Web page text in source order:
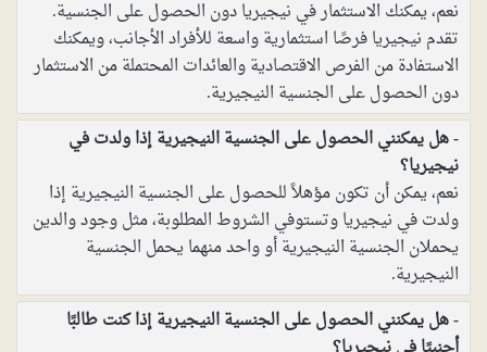
نعم، يمكنك الاستثمار في نيجيريا دون الحصول على الجنسية.
تقدم نيجيريا فرصًا استثمارية واسعة للأفراد الأجانب، ويمكنك
الاستفادة من الفرص الاقتصادية والعائدات المحتملة من الاستثمار
دون الحصول على الجنسية النيجيرية.
هل يمكنني الحصول على الجنسية النيجيرية إذا ولدت في
نيجيريا؟
نعم، يمكن أن تكون مؤهلاً للحصول على الجنسية النيجيرية إذا
ولدت في نيجيريا وتستوفي الشروط المطلوبة، مثل وجود والدين
يحملان الجنسية النيجيرية أو واحد منهما يحمل الجنسية
النيجيرية.
هل يمكنني الحصول على الجنسية النيجيرية إذا كنت طالبًا